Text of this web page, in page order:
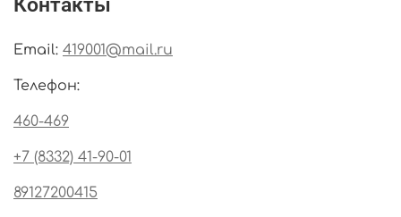
Email: 419001@mail.ru
Телефон:
460-469
+7 (8332) 41-90-01
89127200415